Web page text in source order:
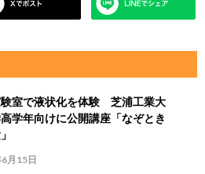
室で液状化を体験 芝浦工業大
学年向けに公開講座「なぞとき
月15日